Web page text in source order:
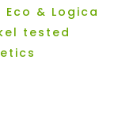
& Logica
tested